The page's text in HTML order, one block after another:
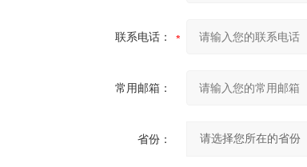
联系电话：
常用邮箱：
省份：